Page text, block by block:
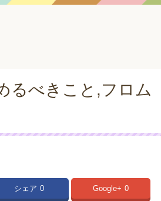
るべきこと,フロム
シェア 0 Google+ 0